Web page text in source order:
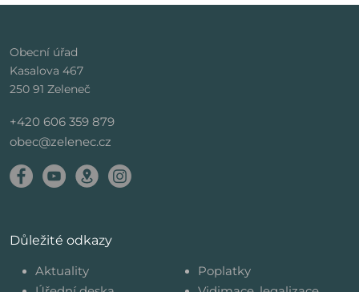
Obecní úřad
Kasalova 467
250 91 Zeleneč
+420 606 359 879
obec@zelenec.cz
Důležité odkazy
Aktuality
Poplatky